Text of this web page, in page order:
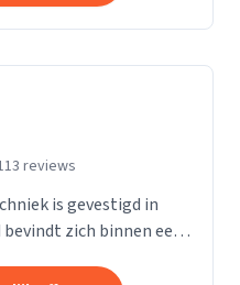
reviews
is gevestigd in
zich binnen een